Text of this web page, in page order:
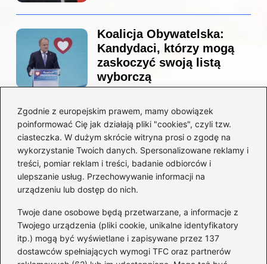
Zgodnie z europejskim prawem, mamy obowiązek
poinformować Cię jak działają pliki "cookies", czyli tzw.
ciasteczka. W dużym skrócie witryna prosi o zgodę na
wykorzystanie Twoich danych. Spersonalizowane reklamy i
treści, pomiar reklam i treści, badanie odbiorców i
ulepszanie usług. Przechowywanie informacji na
urządzeniu lub dostęp do nich.
Twoje dane osobowe będą przetwarzane, a informacje z
Twojego urządzenia (pliki cookie, unikalne identyfikatory
itp.) mogą być wyświetlane i zapisywane przez 137
dostawców spełniających wymogi TFC oraz partnerów
Koalicja Obywatelska:
Kandydaci, którzy mogą
zaskoczyć swoją listą
wyborczą
Co naprawdę sprzedał
Tusk? Zaskakujące kulisy
wyprzedaży spółek
państwowych
Borys Budka: odkryj kulisy
jego fascynującej kariery
politycznej